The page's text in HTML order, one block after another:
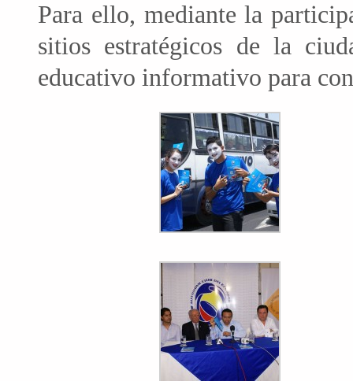
Para ello, mediante la
sitios estratégicos de la
educativo informativo para